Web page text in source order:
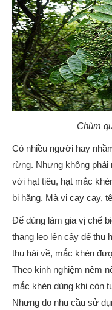
Chùm
Có nhiều người hay
rừng. Nhưng không phải
với hạt tiêu, hạt mắc
bị hăng. Mà vị cay cay,
Để dùng làm gia vị chế
thang leo lên cây để thu
thu hái về, mắc khén
Theo kinh nghiệm nêm
mắc khén dùng khi còn
Nhưng do nhu cầu sử